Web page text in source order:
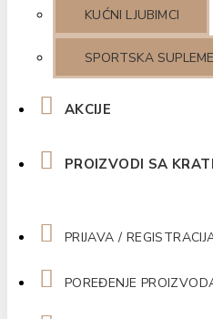
KUĆNI LJUBIMCI
SPORTSKA
AKCIJE
PROIZVODI SA
PRIJAVA /
POREĐENJE